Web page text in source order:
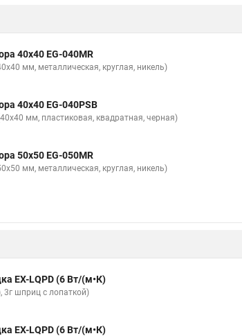
40x40 EG-040MR
мм, металлическая, круглая, никель)
40x40 EG-040PSB
мм, пластиковая, квадратная, черная)
50х50 EG-050MR
мм, металлическая, круглая, никель)
EX-LQPD (6 Вт/(м•К)
3г шприц с лопаткой)
EX-LQPD (6 Вт/(м•К)